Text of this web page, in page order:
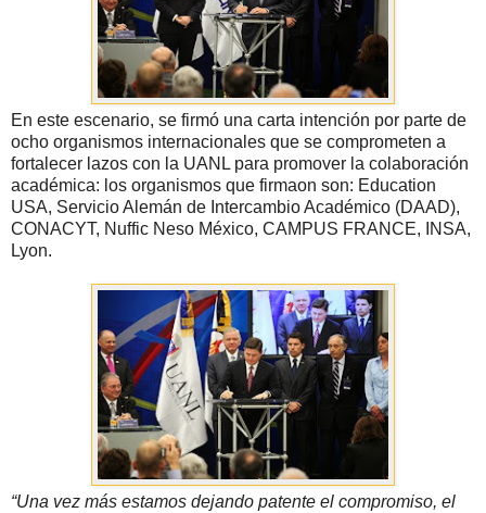
En este escenario, se firmó una carta intención por parte de
ocho organismos internacionales que se comprometen a
fortalecer lazos con la UANL para promover la colaboración
académica: los organismos que firmaon son: Education
USA, Servicio Alemán de Intercambio Académico (DAAD),
CONACYT, Nuffic Neso México, CAMPUS FRANCE, INSA,
Lyon.
“Una vez más estamos dejando patente el compromiso, el